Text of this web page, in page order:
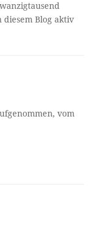
Blog aktiv
vom